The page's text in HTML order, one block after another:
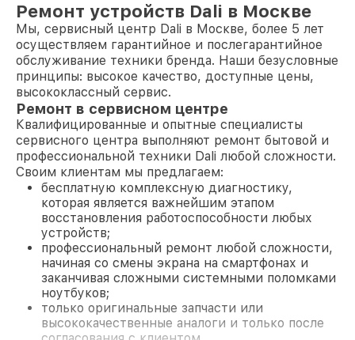
Ремонт устройств Dali в Москве
Мы, сервисный центр Dali в Москве, более 5 лет
осуществляем гарантийное и послегарантийное
обслуживание техники бренда. Наши безусловные
принципы: высокое качество, доступные цены,
высококлассный сервис.
Ремонт в сервисном центре
Квалифицированные и опытные специалисты
сервисного центра выполняют ремонт бытовой и
профессиональной техники Dali любой сложности.
Своим клиентам мы предлагаем:
бесплатную комплексную диагностику,
которая является важнейшим этапом
восстановления работоспособности любых
устройств;
профессиональный ремонт любой сложности,
начиная со смены экрана на смартфонах и
заканчивая сложными системными поломками
ноутбуков;
только оригинальные запчасти или
высококачественные аналоги и только после